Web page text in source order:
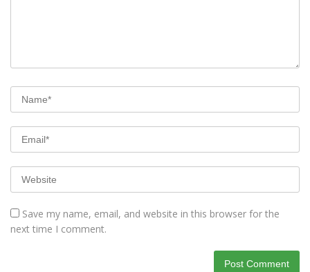
Save my name, email, and website in this browser for the
next time I comment.